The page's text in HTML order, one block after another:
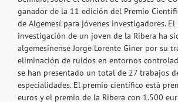
ganador de la 11 edición del Premio
de Algemesí para jóvenes investigadores.
investigación de un joven de la Ribera ha
algemesinense Jorge Lorente Giner por su
eliminación de ruidos en entornos
se han presentado un total de 27 trabajos
especialidades. El premio científico está
euros y el premio de la Ribera con 1.500